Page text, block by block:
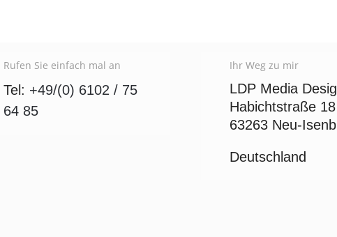
Rufen Sie einfach mal an
Tel: +49/(0) 6102 / 75
64 85
Ihr Weg zu mir
LDP Media
Habichtstraße 18
63263 Neu-
Deutschland